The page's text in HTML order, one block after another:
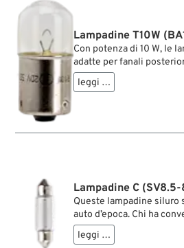
Lampadine T10W
Con potenza di 10 W, le
adatte per fanali
direzione o freno di
tutti i portalampada a
leggi …
Lampadine C (SV8.5-
Queste lampadine siluro
auto d’epoca. Chi ha
con la benedizione del
Hella “Ochsenauge”
leggi …